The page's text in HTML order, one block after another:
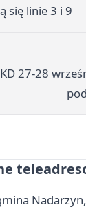
się linie 3 i 9
27-28